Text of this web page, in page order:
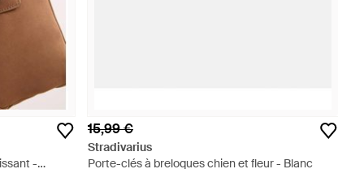
-
15,99 €
Stradivarius
Porte-clés à breloques chien et fleur - Blanc